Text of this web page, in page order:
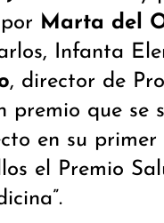
Marta del
Infanta
, director de
premio que se
en su primer
el Premio